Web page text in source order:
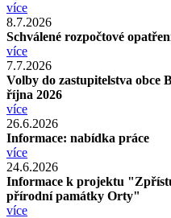
více
8.7.2026
Schválené rozpočtové
více
7.7.2026
Volby do zastupitelstva obce
října 2026
více
26.6.2026
Informace: nabídka práce
více
24.6.2026
Informace k projektu
přírodní památky Orty"
více